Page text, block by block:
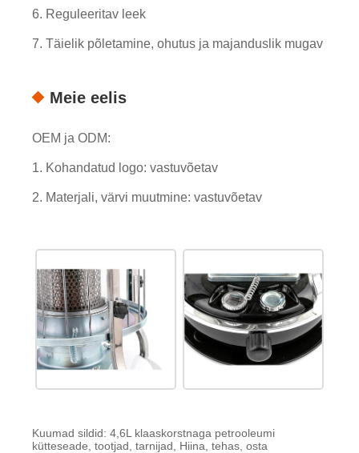
6. Reguleeritav leek
7. Täielik põletamine, ohutus ja majanduslik mugav
Meie eelis
OEM ja ODM:
1. Kohandatud logo: vastuvõetav
2. Materjali, värvi muutmine: vastuvõetav
Kuumad sildid: 4,6L klaaskorstnaga petrooleumi
kütteseade, tootjad, tarnijad, Hiina, tehas, osta